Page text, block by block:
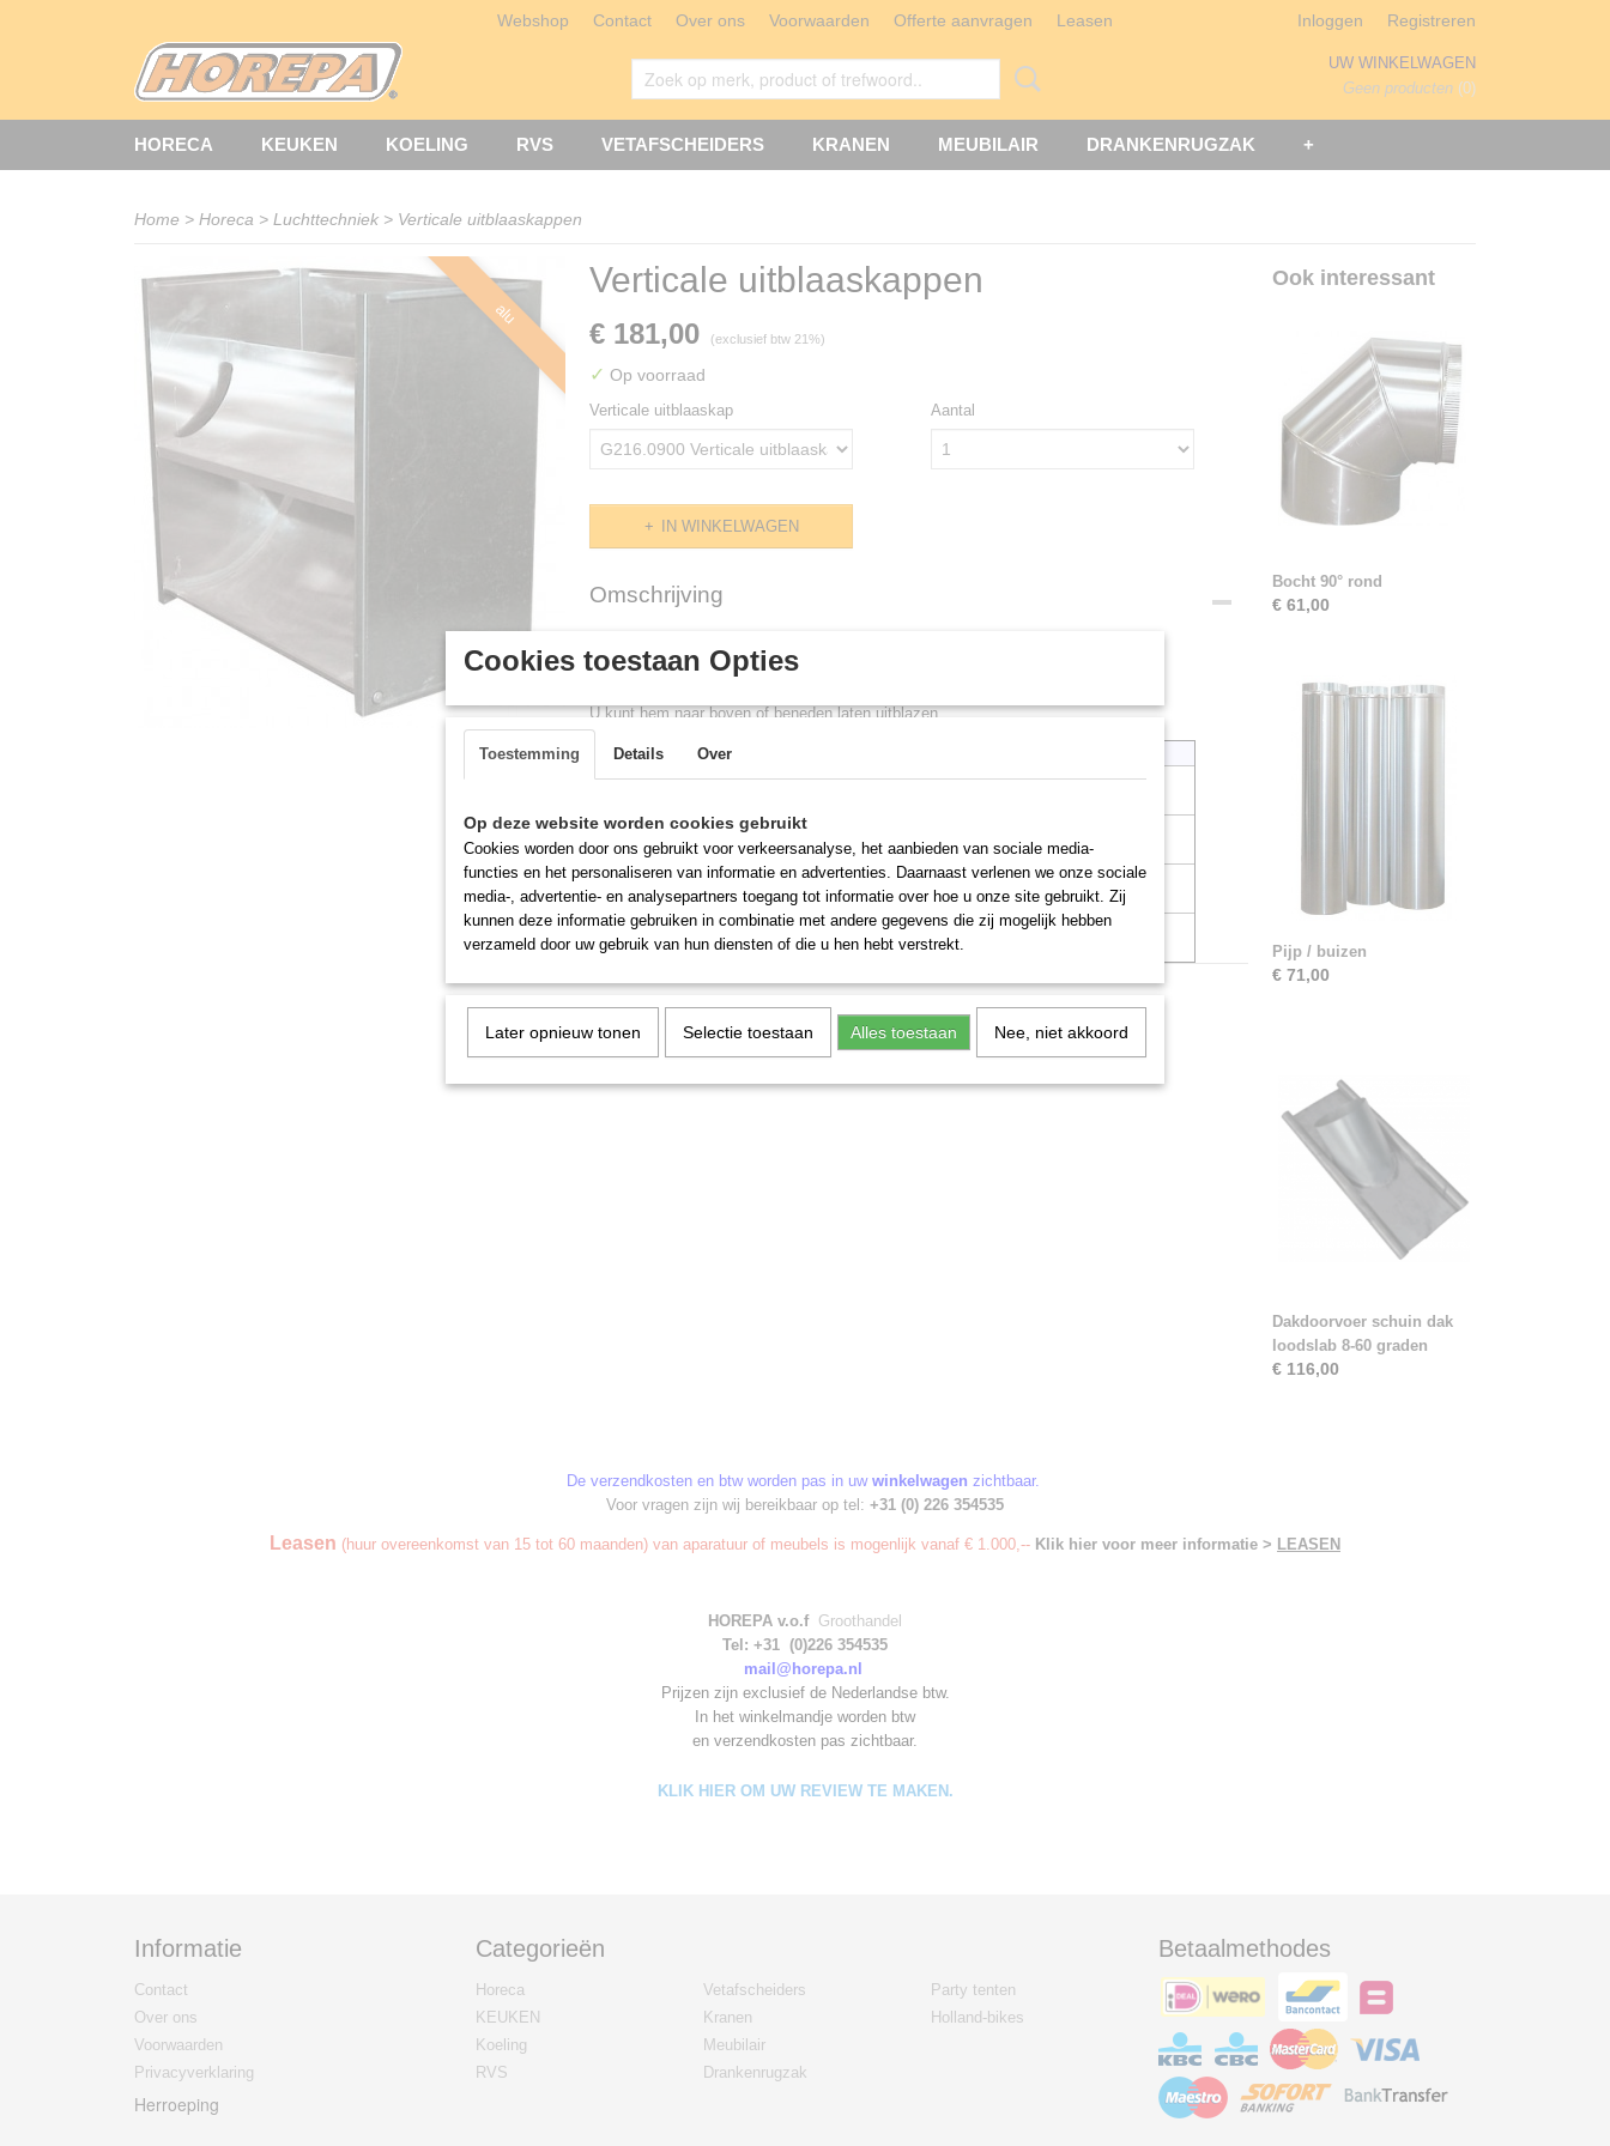
Webshop Contact Over ons Voorwaarden Offerte aanvragen Leasen Inloggen Registreren
UW WINKELWAGEN
Geen producten (0)
HORECA KEUKEN KOELING RVS VETAFSCHEIDERS KRANEN MEUBILAIR DRANKENRUGZAK +
Home > Horeca > Luchttechniek > Verticale uitblaaskappen
alu
Verticale uitblaaskappen
€ 181,00 (exclusief btw 21%)
✓ Op voorraad
Verticale uitblaaskap Aantal
IN WINKELWAGEN
Omschrijving
Verticale uitblaaskappen
U kunt hem naar boven of beneden laten uitblazen
Bestelnummer:
Verticale uitblaaskappen, voor box van 510 x 510
G216.0905
Verticale uitblaaskappen, voor box van 630 x 630
mm
G216.0910
Verticale uitblaaskappen, voor box van 760 x 760
mm
type 76
G216.0915
Verticale uitblaaskappen, voor box van 1000 x
1000 mm
Ook interessant
Bocht 90° rond
€ 61,00
Pijp / buizen
€ 71,00
Dakdoorvoer schuin dak
loodslab 8-60 graden
€ 116,00
De verzendkosten en btw worden pas in uw winkelwagen zichtbaar.
Voor vragen zijn wij bereikbaar op tel: +31 (0) 226 354535
Leasen (huur overeenkomst van 15 tot 60 maanden) van aparatuur of meubels is mogenlijk vanaf € 1.000,-- Klik hier voor meer informatie > LEASEN
HOREPA v.o.f Groothandel
Tel: +31 (0)226 354535
mail@horepa.nl
Prijzen zijn exclusief de Nederlandse btw.
In het winkelmandje worden btw
en verzendkosten pas zichtbaar.
KLIK HIER OM UW REVIEW TE MAKEN.
Informatie
Contact
Over ons
Voorwaarden
Privacyverklaring
Herroeping
Categorieën
Horeca
KEUKEN
Koeling
RVS
Vetafscheiders
Kranen
Meubilair
Drankenrugzak
Party tenten
Holland-bikes
Betaalmethodes
Cookies toestaan Opties
Toestemming Details Over
Op deze website worden cookies gebruikt
Cookies worden door ons gebruikt voor verkeersanalyse, het aanbieden van sociale media-
functies en het personaliseren van informatie en advertenties. Daarnaast verlenen we onze sociale
media-, advertentie- en analysepartners toegang tot informatie over hoe u onze site gebruikt. Zij
kunnen deze informatie gebruiken in combinatie met andere gegevens die zij mogelijk hebben
verzameld door uw gebruik van hun diensten of die u hen hebt verstrekt.
Later opnieuw tonen Selectie toestaan Alles toestaan Nee, niet akkoord